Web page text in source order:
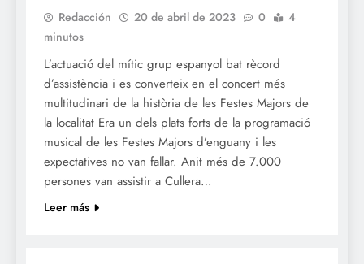
Redacción 20 de abril de 2023 0
4
minutos
L’actuació del mític grup espanyol bat rècord
d’assistència i es converteix en el concert més
multitudinari de la història de les Festes Majors de
la localitat Era un dels plats forts de la programació
musical de les Festes Majors d’enguany i les
expectatives no van fallar. Anit més de 7.000
persones van assistir a Cullera…
Leer más